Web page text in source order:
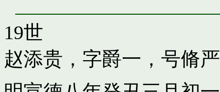
19世
赵添贵，字爵一，号脩严